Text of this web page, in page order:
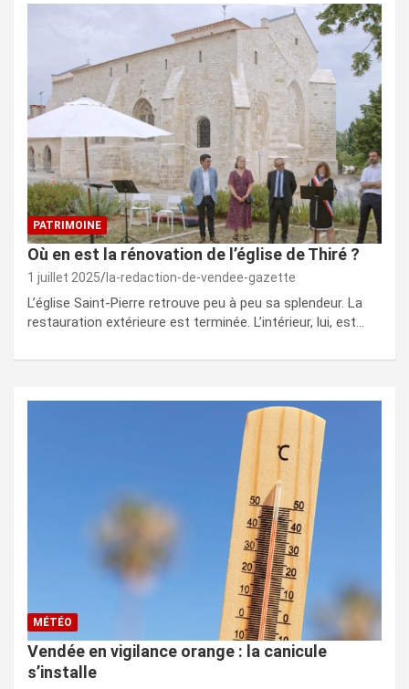
PATRIMOINE
Où en est la rénovation de l’église de Thiré ?
1 juillet 2025 la-redaction-de-vendee-gazette
L’église Saint-Pierre retrouve peu à peu sa splendeur. La
restauration extérieure est terminée. L’intérieur, lui, est…
MÉTÉO
Vendée en vigilance orange : la canicule
s’installe